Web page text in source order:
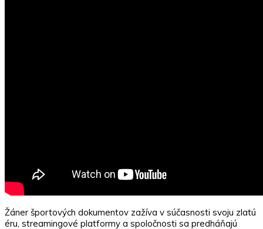
Žáner športových dokumentov zažíva v súčasnosti svoju zlatú
éru, streamingové platformy a spoločnosti sa predháňajú